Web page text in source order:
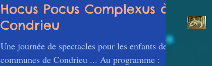
Hocus Pocus Complexus à
Condrieu
Une journée de spectacles pour les enfants des
communes de Condrieu ... Au programme :